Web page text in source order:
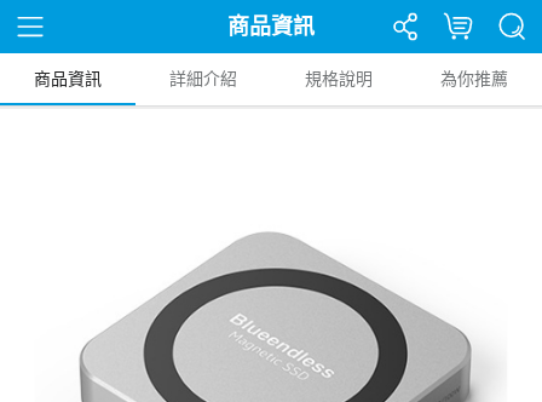
商品資訊
商品資訊 詳細介紹 規格說明 為你推薦